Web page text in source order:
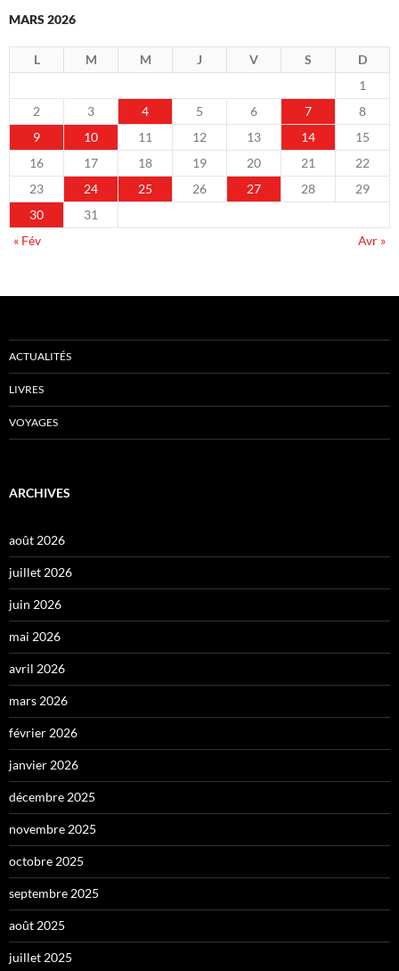
MARS 2026
L M M J V S
D
1
2
3 4 5 6 7
8
9
10 11 12 13 14
15
16
17 18 19 20 21
22
23
24 25 26 27 28
29
30
31
« Fév
Avr »
ACTUALITÉS
LIVRES
VOYAGES
ARCHIVES
août 2026
juillet 2026
juin 2026
mai 2026
avril 2026
mars 2026
février 2026
janvier 2026
décembre 2025
novembre 2025
octobre 2025
septembre 2025
août 2025
juillet 2025